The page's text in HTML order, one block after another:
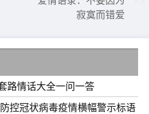
的那个人，一定是你最爱的
个人，一定是最爱你的人。
寂寞而错爱
路情话大全一问一答
控冠状病毒疫情横幅警示标语